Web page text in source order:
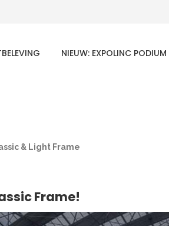
NIEUW: EXPOLINC PODIUM
& Light Frame
Frame!